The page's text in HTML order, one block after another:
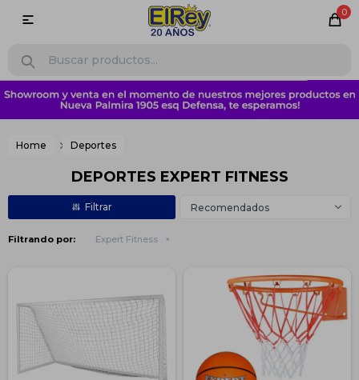
0

Home Deportes
DEPORTES EXPERT FITNESS
Recomendados
Filtrando por: Expert Fitness